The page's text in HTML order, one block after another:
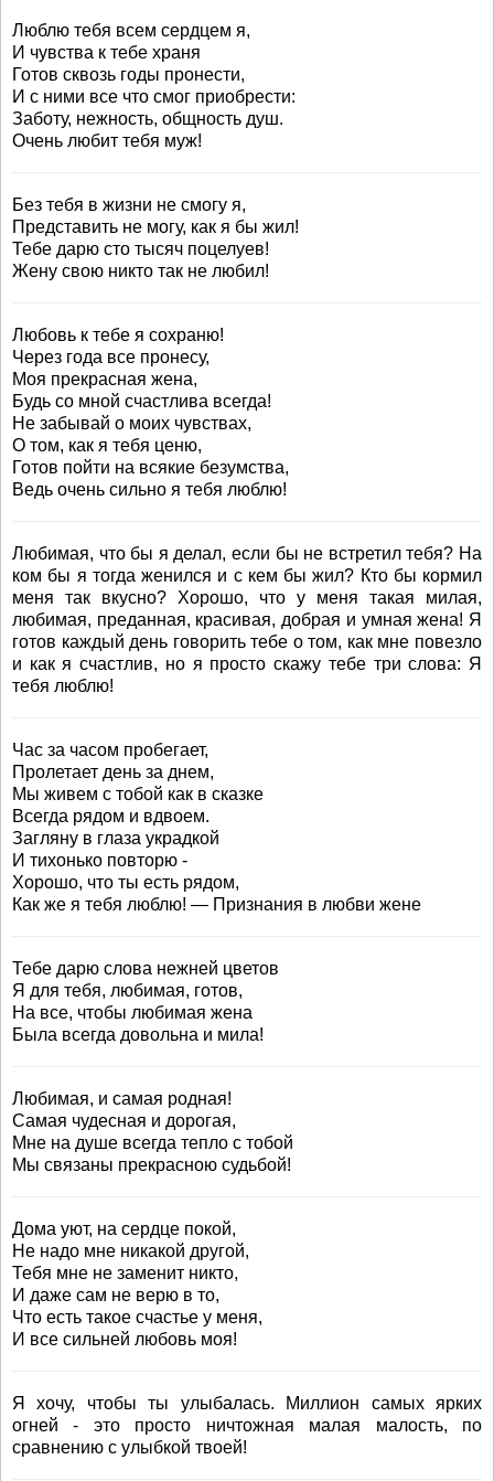
Люблю тебя всем сердцем я,
И чувства к тебе храня
Готов сквозь годы пронести,
И с ними все что смог приобрести:
Заботу, нежность, общность душ.
Очень любит тебя муж!
Без тебя в жизни не смогу я,
Представить не могу, как я бы жил!
Тебе дарю сто тысяч поцелуев!
Жену свою никто так не любил!
Любовь к тебе я сохраню!
Через года все пронесу,
Моя прекрасная жена,
Будь со мной счастлива всегда!
Не забывай о моих чувствах,
О том, как я тебя ценю,
Готов пойти на всякие безумства,
Ведь очень сильно я тебя люблю!
Любимая, что бы я делал, если бы не встретил тебя? На
ком бы я тогда женился и с кем бы жил? Кто бы кормил
меня так вкусно? Хорошо, что у меня такая милая,
любимая, преданная, красивая, добрая и умная жена! Я
готов каждый день говорить тебе о том, как мне повезло
и как я счастлив, но я просто скажу тебе три слова: Я
тебя люблю!
Час за часом пробегает,
Пролетает день за днем,
Мы живем с тобой как в сказке
Всегда рядом и вдвоем.
Загляну в глаза украдкой
И тихонько повторю -
Хорошо, что ты есть рядом,
Как же я тебя люблю! — Признания в любви жене
Тебе дарю слова нежней цветов
Я для тебя, любимая, готов,
На все, чтобы любимая жена
Была всегда довольна и мила!
Любимая, и самая родная!
Самая чудесная и дорогая,
Мне на душе всегда тепло с тобой
Мы связаны прекрасною судьбой!
Дома уют, на сердце покой,
Не надо мне никакой другой,
Тебя мне не заменит никто,
И даже сам не верю в то,
Что есть такое счастье у меня,
И все сильней любовь моя!
Я хочу, чтобы ты улыбалась. Миллион самых ярких
огней - это просто ничтожная малая малость, по
сравнению с улыбкой твоей!